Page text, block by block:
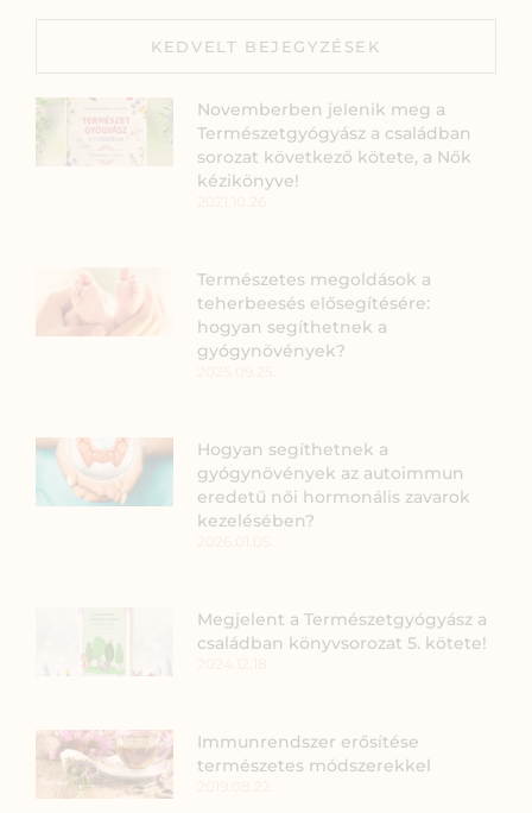
KEDVELT BEJEGYZÉSEK
Novemberben jelenik meg a
Természetgyógyász a családban
sorozat következő kötete, a Nők
kézikönyve!
Természetes megoldások a
teherbeesés elősegítésére:
hogyan segíthetnek a
gyógynövények?
Hogyan segíthetnek a
gyógynövények az autoimmun
eredetű női hormonális zavarok
kezelésében?
Megjelent a Természetgyógyász a
családban könyvsorozat 5. kötete!
Immunrendszer erősítése
természetes módszerekkel